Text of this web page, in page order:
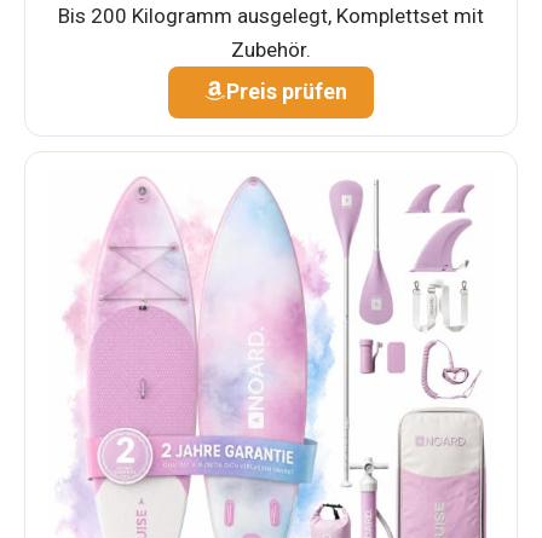
Bis 200 Kilogramm ausgelegt, Komplettset mit
Zubehör.
Preis prüfen